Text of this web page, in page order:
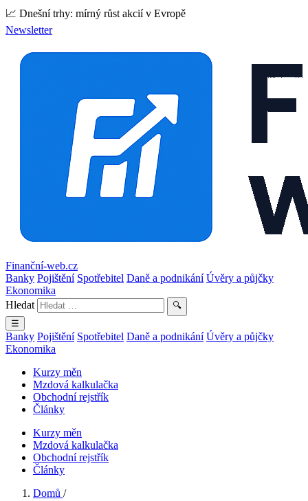
📈 Dnešní trhy: mírný růst akcií v Evropě
Newsletter
Finanční-web.cz
Banky Pojištění Spotřebitel Daně a podnikání Úvěry a půjčky
Ekonomika
Hledat
🔍
☰
Banky Pojištění Spotřebitel Daně a podnikání Úvěry a půjčky
Ekonomika
Kurzy měn
Mzdová kalkulačka
Obchodní rejstřík
Články
Kurzy měn
Mzdová kalkulačka
Obchodní rejstřík
Články
Domů /